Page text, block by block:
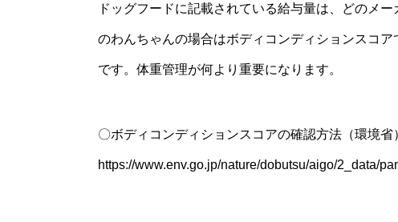
ドッグフードに記載されている給与量は、どのメ
のわんちゃんの場合はボディコンディションスコ
です。体重管理が何より重要になります。
〇ボディコンディションスコアの確認方法（環境省
https://www.env.go.jp/nature/dobutsu/aigo/2_data/